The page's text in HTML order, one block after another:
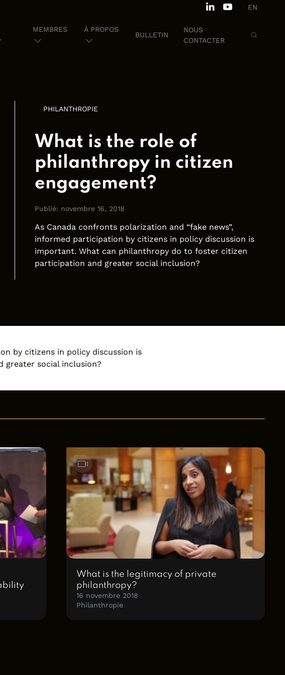
EN
MEMBRES À PROPOS
BULLETIN
NOUS
CONTACTER
PHILANTHROPIE
What is the role of
philanthropy in citizen
engagement?
Publié: novembre 16, 2018
As Canada confronts polarization and “fake news”,
informed participation by citizens in policy discussion is
important. What can philanthropy do to foster citizen
participation and greater social inclusion?
by citizens in policy discussion is
social inclusion?
What is the legitimacy of private
philanthropy?
16 novembre 2018
Philanthropie